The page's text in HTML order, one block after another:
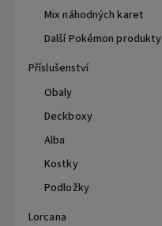
Mix náhodných karet
Další Pokémon produkty
Příslušenství
Obaly
Deckboxy
Alba
Kostky
Podložky
Lorcana